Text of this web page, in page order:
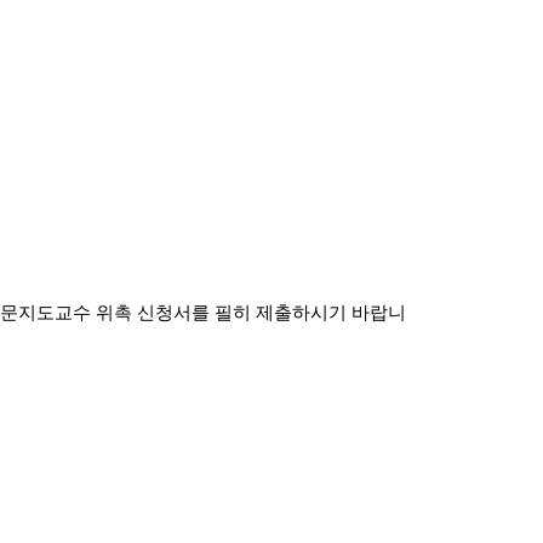
지도교수 위촉 신청서를 필히 제출하시기 바랍니